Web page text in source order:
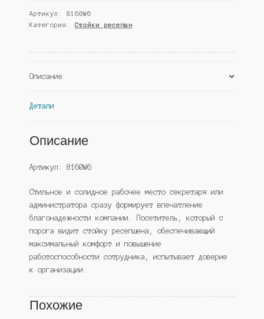
№2Б,
Орех
Артикул: 8160W6
Категория: Стойки ресепшн
Описание
Детали
Описание
Артикул: 8160W6
Стильное и солидное рабочее место секретаря или
администратора сразу формирует впечатление
благонадежности компании. Посетитель, который с
порога видит стойку ресепшена, обеспечивающий
максимальный комфорт и повышение
работоспособности сотрудника, испытывает доверие
к организации.
Похожие